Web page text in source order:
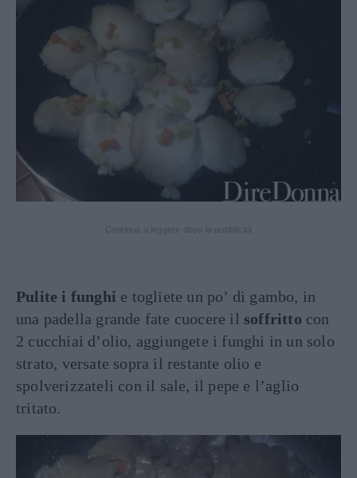
Pulite i funghi e togliete un po’ di gambo, in
una padella grande fate cuocere il soffritto con
2 cucchiai d’olio, aggiungete i funghi in un solo
strato, versate sopra il restante olio e
spolverizzateli con il sale, il pepe e l’aglio
tritato.